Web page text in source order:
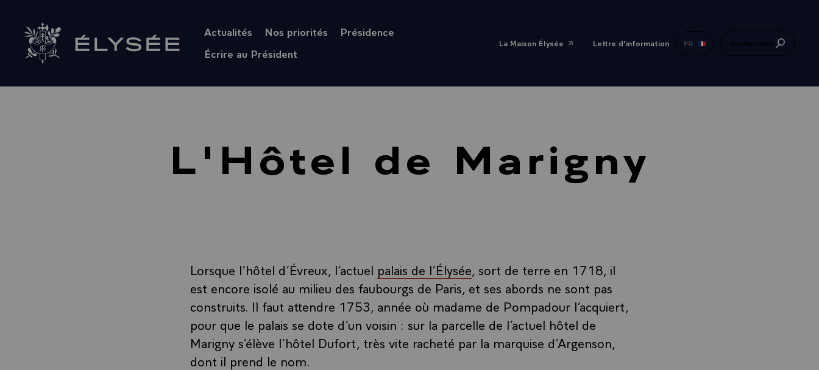
Retour à l’accueil Élysée
Actualités Nos priorités
Présidence
Écrire au Président
La Maison Élysée Lettre d'information FR Rechercher
L'Hôtel de Marigny
Lorsque l’hôtel d’Évreux, l’actuel palais de l’Élysée, sort de terre en 1718, il
est encore isolé au milieu des faubourgs de Paris, et ses abords ne sont pas
construits. Il faut attendre 1753, année où madame de Pompadour l’acquiert,
pour que le palais se dote d’un voisin : sur la parcelle de l’actuel hôtel de
Marigny s’élève l’hôtel Dufort, très vite racheté par la marquise d’Argenson,
dont il prend le nom.